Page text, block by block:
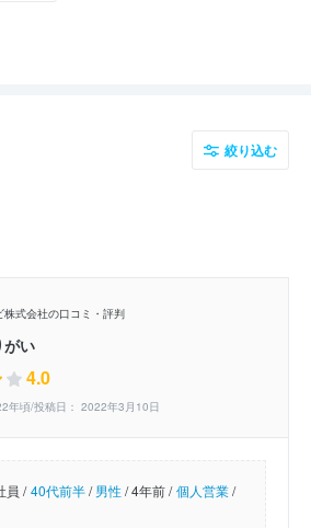
絞り込む
株式会社の口コミ・評判
がい
4.0
年頃/投稿日： 2022年3月10日
員 / 40代前半/男性/4年前 / 個人営業/